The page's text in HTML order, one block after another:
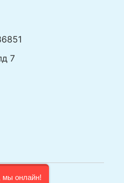
7
мы онлайн!